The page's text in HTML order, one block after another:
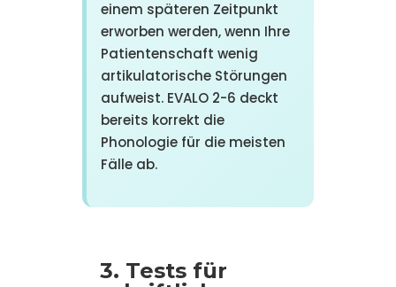
einem späteren Zeitpunkt
erworben werden, wenn Ihre
Patientenschaft wenig
artikulatorische Störungen
aufweist. EVALO 2-6 deckt
bereits korrekt die
Phonologie für die meisten
Fälle ab.
3. Tests für